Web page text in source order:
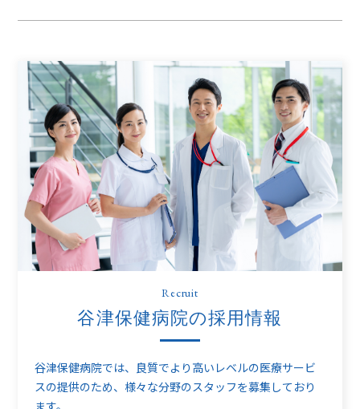
Recruit
谷津保健病院の採用情報
谷津保健病院では、良質でより高いレベルの医療サービ
スの提供のため、 様々な分野のスタッフを募集しており